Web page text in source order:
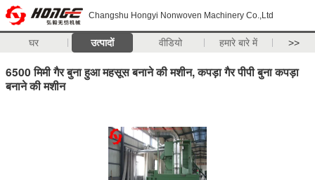
Changshu Hongyi Nonwoven Machinery Co.,Ltd
घर उत्पादों वीडियो हमारे बारे में >>
6500 मिमी गैर बुना हुआ महसूस बनाने की मशीन, कपड़ा गैर पीपी बुना कपड़ा
बनाने की मशीन